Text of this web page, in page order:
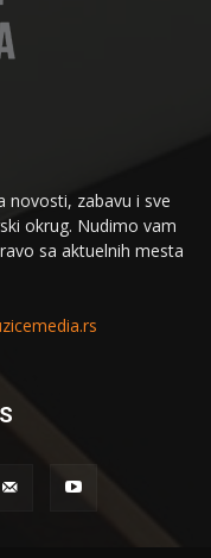
novosti, zabavu i sve
okrug. Nudimo vam
sa aktuelnih mesta